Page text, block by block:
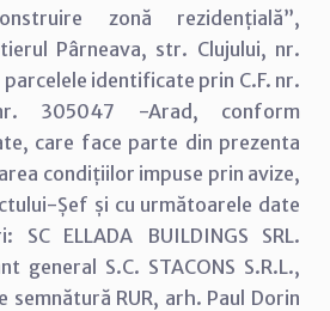
zonă rezidențială”,
Pârneava, str. Clujului, nr.
identificate prin C.F. nr.
305047 -Arad, conform
care face parte din prezenta
condițiilor impuse prin avize,
Șef și cu următoarele date
SC ELLADA BUILDINGS SRL.
general S.C. STACONS S.R.L.,
semnătură RUR, arh. Paul Dorin